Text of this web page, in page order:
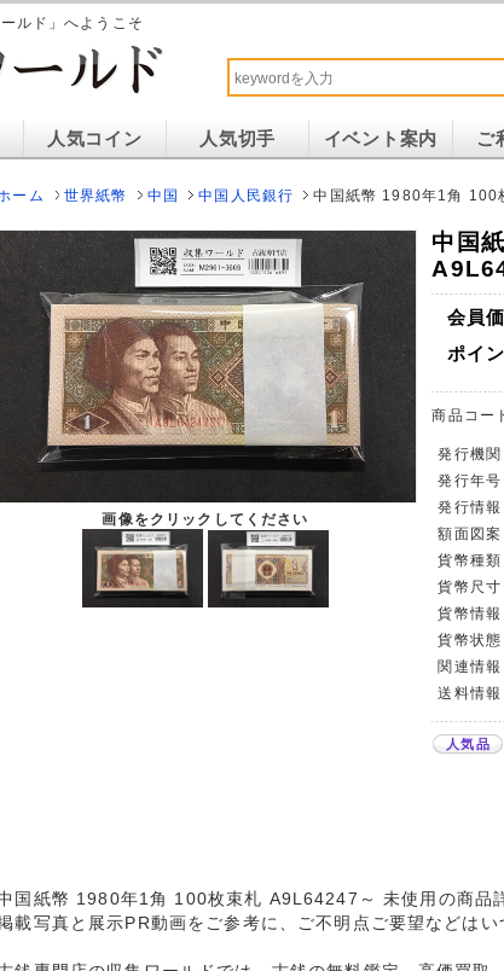
ルド」へようこそ
人気コイン 人気切手 イベント案内 ご
ーム 世界紙幣 中国 中国人民銀行 中国紙幣 1980年1角 100
画像をクリックしてください
中国
会員
ポイ
商品コー
発行機
発行年
発行情
額面図
貨幣種
貨幣尺
貨幣情
貨幣状
関連情
送料情
人気品
国紙幣 1980年1角 100枚束札 A9L64247～ 未使用の商品
載写真と展示PR動画をご参考に、ご不明点ご要望などはい